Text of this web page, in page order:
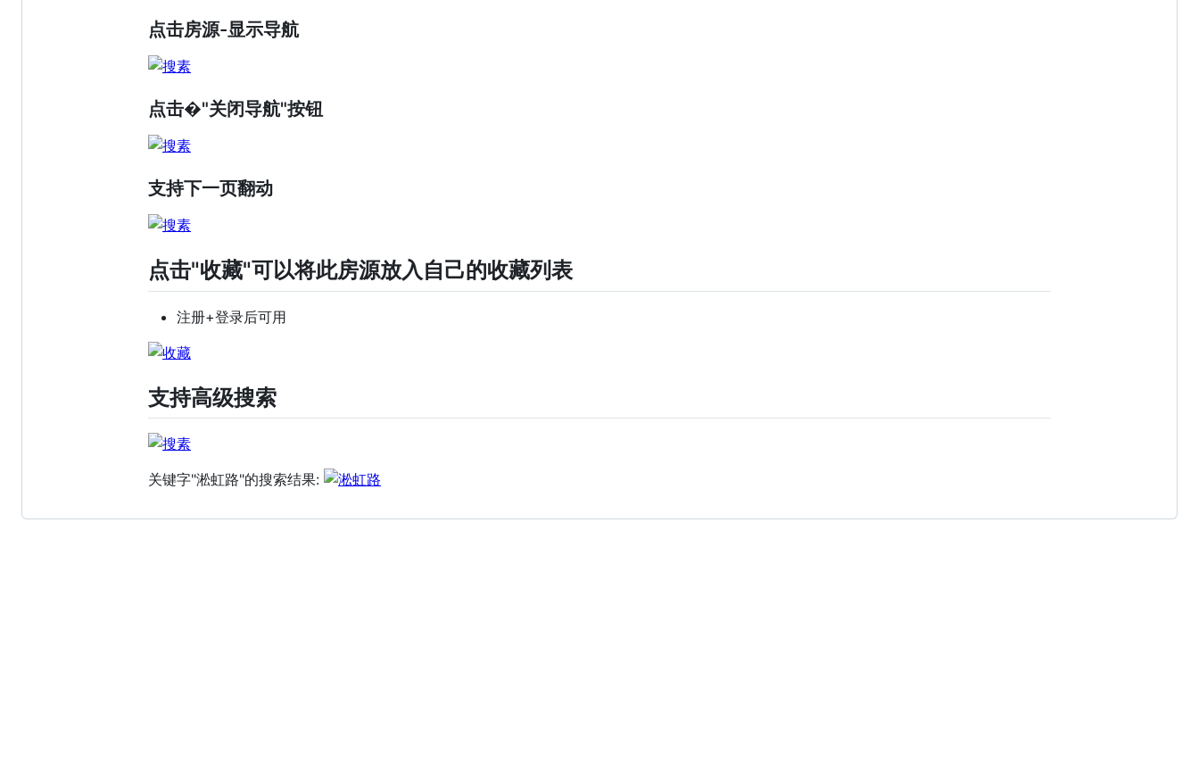
点击房源-显示导航
点击�"关闭导航"按钮
支持下一页翻动
点击"收藏"可以将此房源放入自己的收藏列表
注册+登录后可用
支持高级搜索
关键字"淞虹路"的搜索结果: